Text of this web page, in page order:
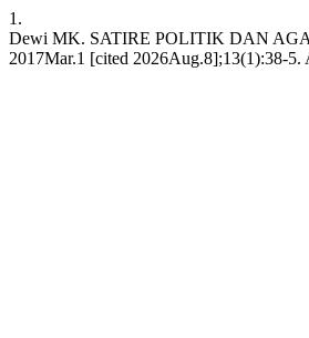
1.
Dewi MK. SATIRE POLITIK DAN
2017Mar.1 [cited 2026Aug.8];13(1):38-